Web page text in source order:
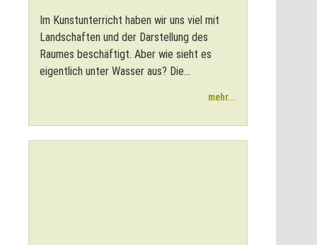
Im Kunstunterricht haben wir uns viel mit
Landschaften und der Darstellung des
Raumes beschäftigt. Aber wie sieht es
eigentlich unter Wasser aus? Die...
mehr...